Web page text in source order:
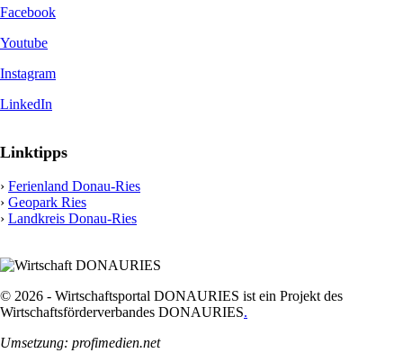
Facebook
Youtube
Instagram
LinkedIn
Linktipps
› Ferienland Donau-Ries
› Geopark Ries
› Landkreis Donau-Ries
© 2026 - Wirtschaftsportal DONAURIES ist ein Projekt des
Wirtschaftsförderverbandes DONAURIES.
Umsetzung: profimedien.net